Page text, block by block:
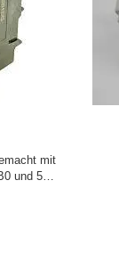
mit
und 50